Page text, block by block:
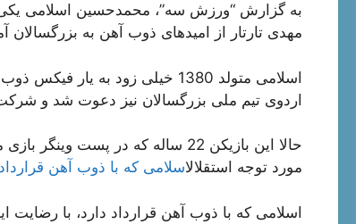
به گزارش “ورزش سه”، محمدحسین اسلامی یکی
مهدی تارتار از امیدهای ذوب آهن به
اسلامی متولد 1380 خیلی زود
اردوی تیم ملی بزرگسالان نیز دعوت شد و
حالا این بازیکن 22 ساله که در
مورد توجه استقلالاسلامی که با ذوب آهن
اسلامی که با ذوب آهن قرارداد دارد، با رضایت